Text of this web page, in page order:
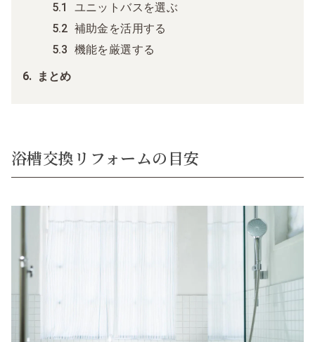
ユニットバスを選ぶ
補助金を活用する
機能を厳選する
まとめ
浴槽交換リフォームの目安